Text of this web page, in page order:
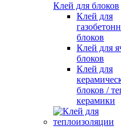
Клей для блоков
Клей для
блоков
Клей для
блоков
Клей для
блоков /
керамики